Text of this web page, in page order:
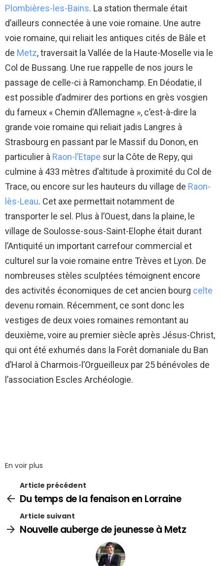
Plombières-les-Bains. La station thermale était
d’ailleurs connectée à une voie romaine. Une autre
voie romaine, qui reliait les antiques cités de Bâle et
de Metz, traversait la Vallée de la Haute-Moselle via le
Col de Bussang. Une rue rappelle de nos jours le
passage de celle-ci à Ramonchamp. En Déodatie, il
est possible d’admirer des portions en grès vosgien
du fameux « Chemin d’Allemagne », c’est-à-dire la
grande voie romaine qui reliait jadis Langres à
Strasbourg en passant par le Massif du Donon, en
particulier à Raon-l’Etape sur la Côte de Repy, qui
culmine à 433 mètres d’altitude à proximité du Col de
Trace, ou encore sur les hauteurs du village de Raon-
lès-Leau. Cet axe permettait notamment de
transporter le sel. Plus à l’Ouest, dans la plaine, le
village de Soulosse-sous-Saint-Elophe était durant
l’Antiquité un important carrefour commercial et
culturel sur la voie romaine entre Trèves et Lyon. De
nombreuses stèles sculptées témoignent encore
des activités économiques de cet ancien bourg celte
devenu romain. Récemment, ce sont donc les
vestiges de deux voies romaines remontant au
deuxième, voire au premier siècle après Jésus-Christ,
qui ont été exhumés dans la Forêt domaniale du Ban
d’Harol à Charmois-l’Orgueilleux par 25 bénévoles de
l’association Escles Archéologie.
En voir plus
Article précédent
Du temps de la fenaison en Lorraine
Article suivant
Nouvelle auberge de jeunesse à Metz